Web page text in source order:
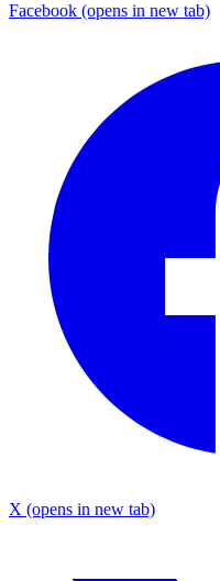
Facebook (opens in new tab)
X (opens in new tab)